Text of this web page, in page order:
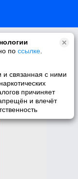
по ссылке
и связанная с ними
причиняет
и влечёт
для мобильных